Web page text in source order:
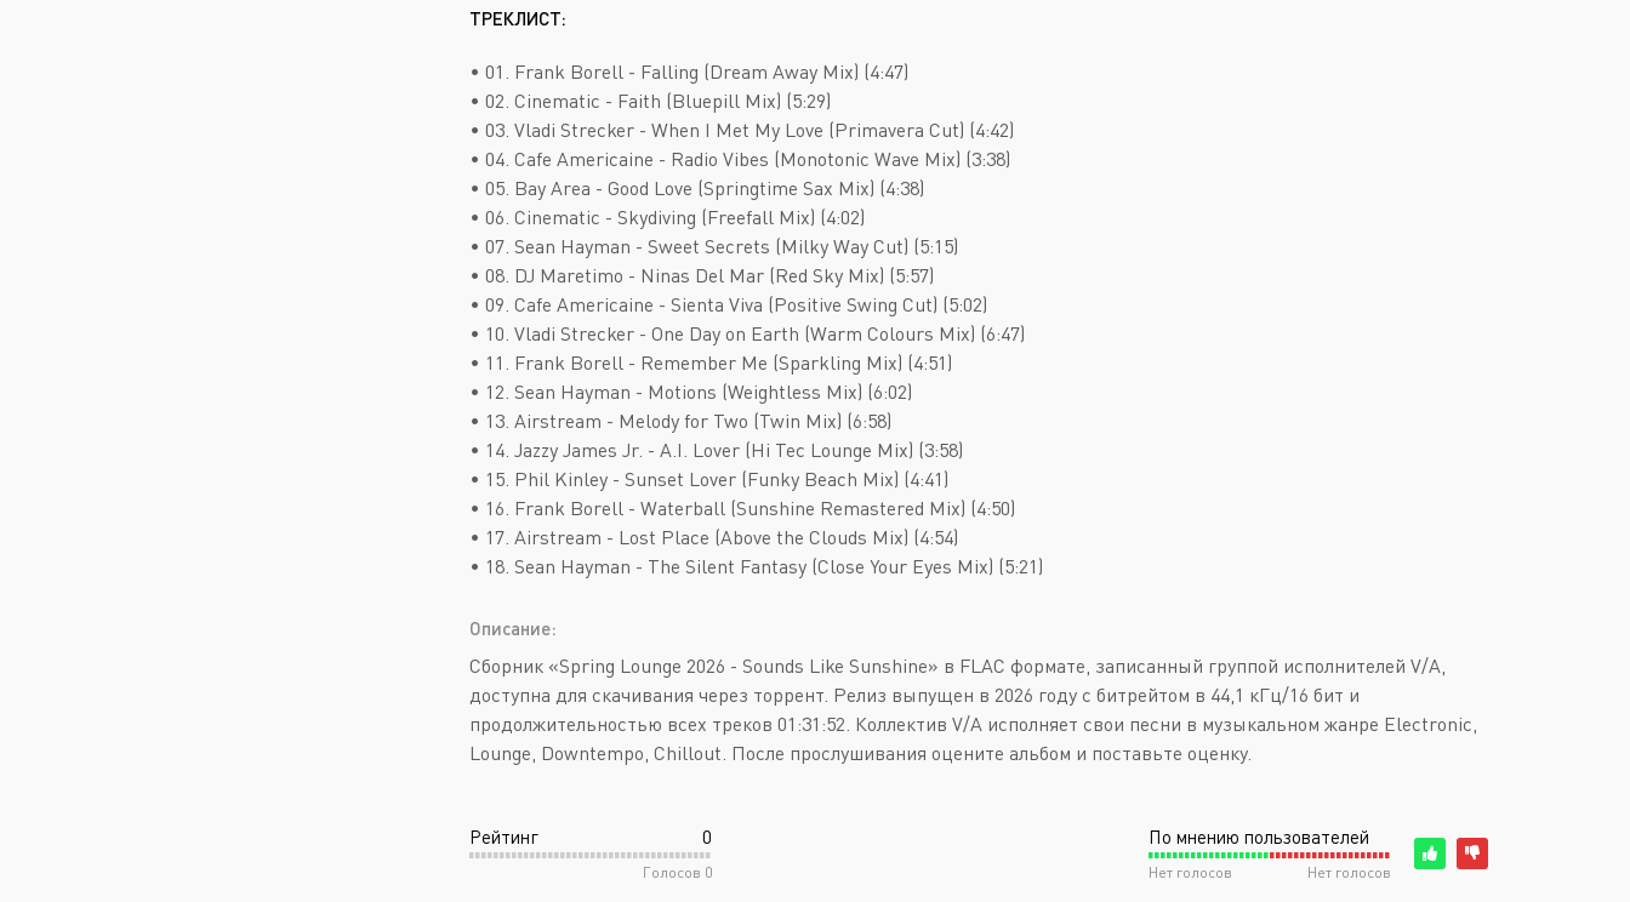
Doom Metal
Folk Metal
Gothic Metal
Groove Metal
Heavy Metal
Melodic Death Metal
Blues Rock
Classic Rock
Folk Rock
Hard Rock
New Wave
ТРЕКЛИСТ:
• 01. Frank Borell - Falling (Dream Away Mix) (4:47)
• 02. Cinematic - Faith (Bluepill Mix) (5:29)
• 03. Vladi Strecker - When I Met My Love (Primavera Cut) (4:42)
• 04. Cafe Americaine - Radio Vibes (Monotonic Wave Mix) (3:38)
• 05. Bay Area - Good Love (Springtime Sax Mix) (4:38)
• 06. Cinematic - Skydiving (Freefall Mix) (4:02)
• 07. Sean Hayman - Sweet Secrets (Milky Way Cut) (5:15)
• 08. DJ Maretimo - Ninas Del Mar (Red Sky Mix) (5:57)
• 09. Cafe Americaine - Sienta Viva (Positive Swing Cut) (5:02)
• 10. Vladi Strecker - One Day on Earth (Warm Colours Mix) (6:47)
• 11. Frank Borell - Remember Me (Sparkling Mix) (4:51)
• 12. Sean Hayman - Motions (Weightless Mix) (6:02)
• 13. Airstream - Melody for Two (Twin Mix) (6:58)
• 14. Jazzy James Jr. - A.I. Lover (Hi Tec Lounge Mix) (3:58)
• 15. Phil Kinley - Sunset Lover (Funky Beach Mix) (4:41)
• 16. Frank Borell - Waterball (Sunshine Remastered Mix) (4:50)
• 17. Airstream - Lost Place (Above the Clouds Mix) (4:54)
• 18. Sean Hayman - The Silent Fantasy (Close Your Eyes Mix) (5:21)
Описание:
Сборник «Spring Lounge 2026 - Sounds Like Sunshine» в FLAC формате, записанный группой исполнителей V/A,
доступна для скачивания через торрент. Релиз выпущен в 2026 году с битрейтом в 44,1 кГц/16 бит и
продолжительностью всех треков 01:31:52. Коллектив V/A исполняет свои песни в музыкальном жанре Electronic,
Lounge, Downtempo, Chillout. После прослушивания оцените альбом и поставьте оценку.
Рейтинг 0
Голосов 0
По мнению пользователей
Нет голосов Нет голосов